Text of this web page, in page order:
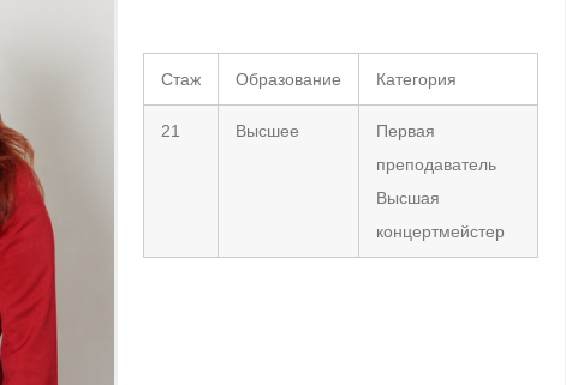
Стаж Образование Категория
21 Высшее
Первая
преподаватель
Высшая
концертмейстер